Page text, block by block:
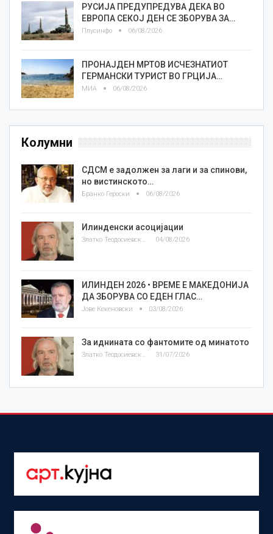
РУСИЈА ПРЕДУПРЕДУВА ДЕКА ВО
ЕВРОПА СЕКОЈ ДЕН СЕ ЗБОРУВА ЗА…
Плусинфо 06/08/2026
ПРОНАЈДЕН МРТОВ ИСЧЕЗНАТИОТ
ГЕРМАНСКИ ТУРИСТ ВО ГРЦИЈА…
МИА 06/08/2026
Колумни
СДСМ е задолжен за лаги и за спинови,
но вистинското…
Бранко Героски 06/08/2026
Илинденски асоцијации
Златко Теодосиевски 04/08/2026
ИЛИНДЕН 2026 • ВРЕМЕ Е МАКЕДОНИЈА
ДА ЗБОРУВА СО ЕДЕН ГЛАС…
Јове Кекеновски 03/08/2026
За иднината со фантомите од минатото
Златко Теодосиевски 31/07/2026